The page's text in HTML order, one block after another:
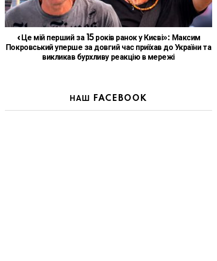
«Це мій перший за 15 років ранок у Києві»: Максим
Покровський уперше за довгий час приїхав до України та
викликав бурхливу реакцію в мережі
НАШ FACEBOOK